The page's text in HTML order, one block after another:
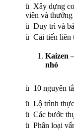
ü Xây dựng
viên và thưởng
ü Duy trì và
ü Cải tiến liên
Kaizen
nhỏ
ü 10 nguyên
ü Lộ trình
ü Các bước
ü Phân loại